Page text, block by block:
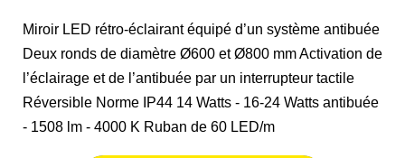
Miroir LED rétro-éclairant équipé d’un système antibuée
Deux ronds de diamètre Ø600 et Ø800 mm Activation de
l’éclairage et de l’antibuée par un interrupteur tactile
Réversible Norme IP44 14 Watts - 16-24 Watts antibuée
- 1508 lm - 4000 K Ruban de 60 LED/m